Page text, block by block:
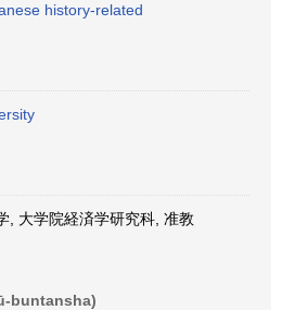
history-related
, 大学院経済学研究科, 准教
buntansha)